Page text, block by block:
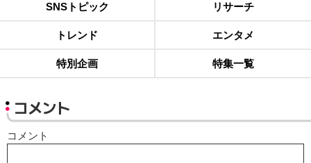
SNSトピック リサーチ
トレンド エンタメ
特別企画 特集一覧
コメント
コメント